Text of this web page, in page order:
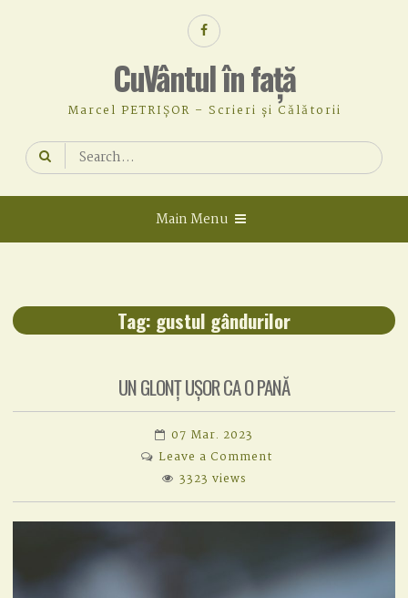
Facebook
CuVântul în față
Marcel PETRIȘOR – Scrieri și Călătorii
Search
for:
Main Menu
Tag: gustul gândurilor
UN GLONȚ UȘOR CA O PANĂ
07 Mar. 2023
Leave a Comment
GLONȚ
UȘOR
PANĂ
3323 views